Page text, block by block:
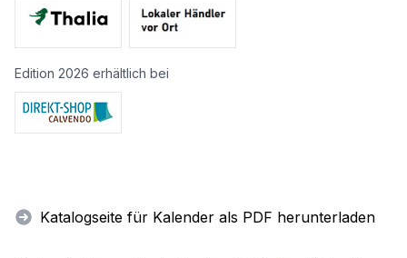
Edition 2026 erhältlich bei
Katalogseite für Kalender als PDF herunterladen